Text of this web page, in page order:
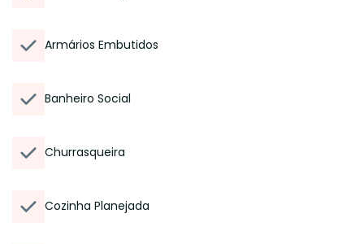
Armários Embutidos
Banheiro Social
Churrasqueira
Cozinha Planejada